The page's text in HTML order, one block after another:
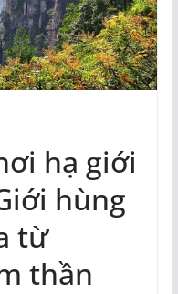
hạ giới
hùng
từ
thần